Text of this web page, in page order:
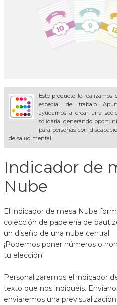
Este producto lo realizamos
especial de trabajo
ayudarnos a crear una
solidaria generando
para personas con
de salud mental.
Indicador de
Nube
El indicador de mesa Nube
colección de papelería de
un diseño de una nube central.
¡Podemos poner números o
tu elección!
Personalizaremos el indicador
texto que nos indiquéis.
enviaremos una